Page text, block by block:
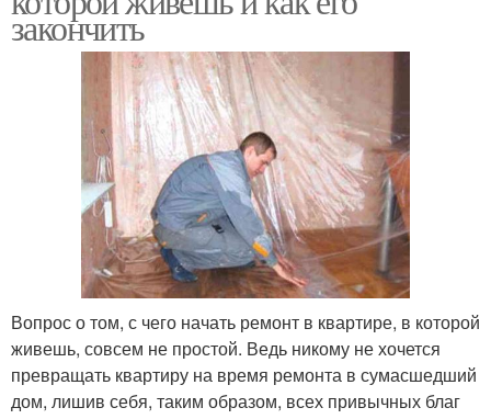
закончить
Вопрос о том, с чего начать ремонт в квартире, в которой
живешь, совсем не простой. Ведь никому не хочется
превращать квартиру на время ремонта в сумасшедший
дом, лишив себя, таким образом, всех привычных благ